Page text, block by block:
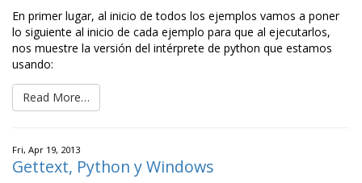
En primer lugar, al inicio de todos los ejemplos vamos a poner
lo siguiente al inicio de cada ejemplo para que al ejecutarlos,
nos muestre la versión del intérprete de python que estamos
usando:
Read More…
Fri, Apr 19, 2013
Gettext, Python y Windows